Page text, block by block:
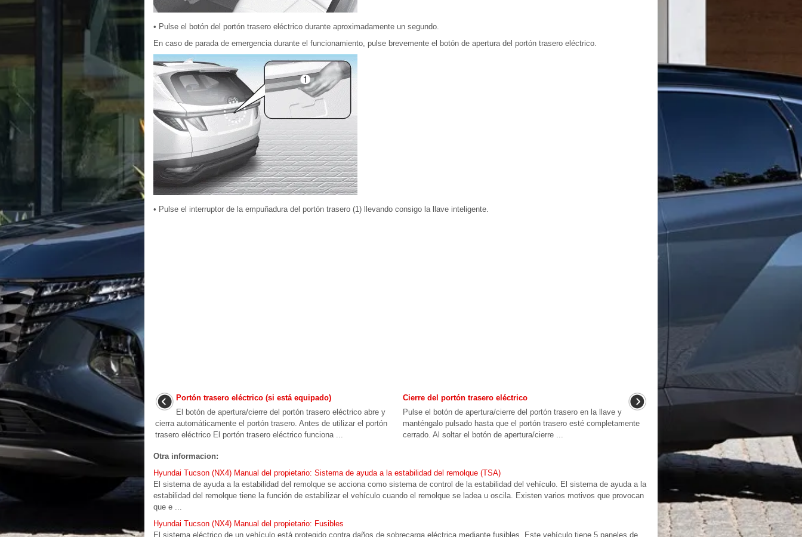
• Pulse el botón del portón trasero eléctrico durante aproximadamente un segundo.
En caso de parada de emergencia durante el funcionamiento, pulse brevemente el botón de apertura del portón trasero eléctrico.
• Pulse el interruptor de la empuñadura del portón trasero (1) llevando consigo la llave inteligente.
Portón trasero eléctrico (si está equipado)
El botón de apertura/cierre del portón trasero eléctrico abre y
cierra automáticamente el portón trasero. Antes de utilizar el portón
trasero eléctrico El portón trasero eléctrico funciona ...
Cierre del portón trasero eléctrico
Pulse el botón de apertura/cierre del portón trasero en la llave y
manténgalo pulsado hasta que el portón trasero esté completamente
cerrado. Al soltar el botón de apertura/cierre ...
Otra informacion:
Hyundai Tucson (NX4) Manual del propietario: Sistema de ayuda a la estabilidad del remolque (TSA)
El sistema de ayuda a la estabilidad del remolque se acciona como sistema de control de la estabilidad del vehículo. El sistema de ayuda a la
estabilidad del remolque tiene la función de estabilizar el vehículo cuando el remolque se ladea u oscila. Existen varios motivos que provocan
que e ...
Hyundai Tucson (NX4) Manual del propietario: Fusibles
El sistema eléctrico de un vehículo está protegido contra daños de sobrecarga eléctrica mediante fusibles. Este vehículo tiene 5 paneles de